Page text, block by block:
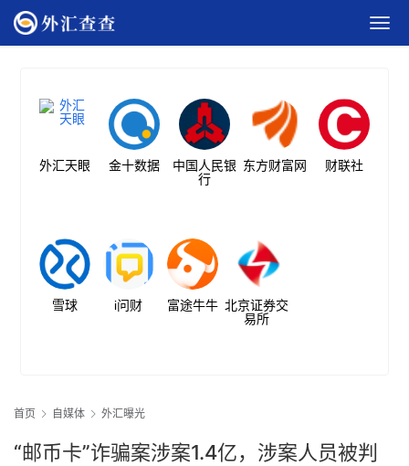
外汇天眼 金十数据
中国人民银
行
东方财富网 财联社
雪球 i问财 富途牛牛 北京证券交
易所
首页 自媒体 外汇曝光
“邮币卡”诈骗案涉案1.4亿，涉案人员被判